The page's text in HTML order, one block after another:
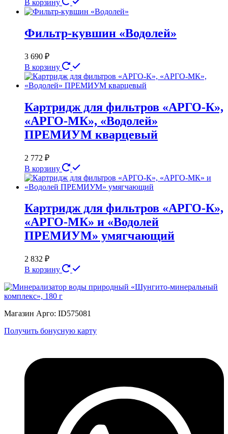
В корзину
Фильтр-кувшин «Водолей»
3 690 ₽
В корзину
Картридж для фильтров «АРГО-К»,
«АРГО-МК», «Водолей»
ПРЕМИУМ кварцевый
2 772 ₽
В корзину
Картридж для фильтров «АРГО-К»,
«АРГО-МК» и «Водолей
ПРЕМИУМ» умягчающий
2 832 ₽
В корзину
Магазин Арго: ID575081
Получить бонусную карту